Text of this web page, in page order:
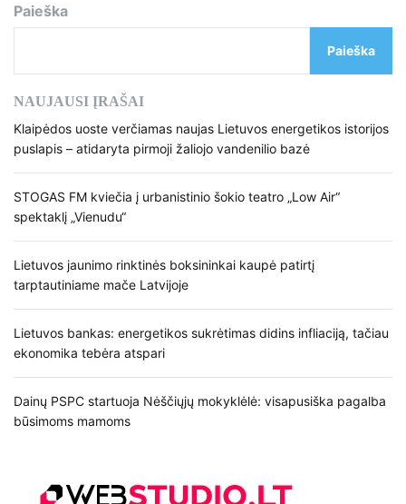
Paieška
Paieška
NAUJAUSI ĮRAŠAI
Klaipėdos uoste verčiamas naujas Lietuvos energetikos istorijos
puslapis – atidaryta pirmoji žaliojo vandenilio bazė
STOGAS FM kviečia į urbanistinio šokio teatro „Low Air“
spektaklį „Vienudu“
Lietuvos jaunimo rinktinės boksininkai kaupė patirtį
tarptautiniame mače Latvijoje
Lietuvos bankas: energetikos sukrėtimas didins infliaciją, tačiau
ekonomika tebėra atspari
Dainų PSPC startuoja Nėščiųjų mokyklėlė: visapusiška pagalba
būsimoms mamoms